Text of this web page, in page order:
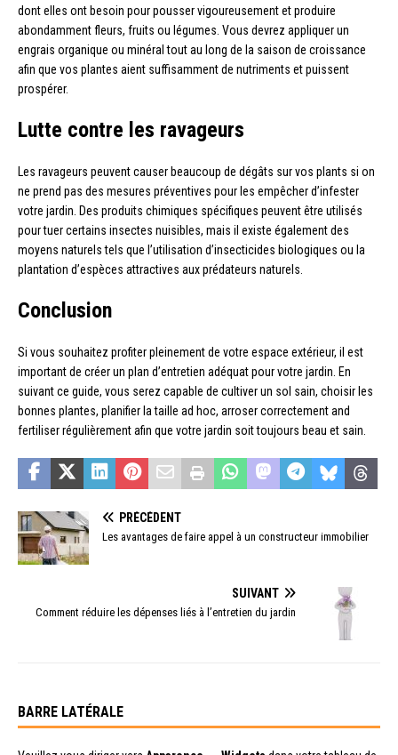
dont elles ont besoin pour pousser vigoureusement et produire
abondamment fleurs, fruits ou légumes. Vous devrez appliquer un
engrais organique ou minéral tout au long de la saison de croissance
afin que vos plantes aient suffisamment de nutriments et puissent
prospérer.
Lutte contre les ravageurs
Les ravageurs peuvent causer beaucoup de dégâts sur vos plants si on
ne prend pas des mesures préventives pour les empêcher d’infester
votre jardin. Des produits chimiques spécifiques peuvent être utilisés
pour tuer certains insectes nuisibles, mais il existe également des
moyens naturels tels que l’utilisation d’insecticides biologiques ou la
plantation d’espèces attractives aux prédateurs naturels.
Conclusion
Si vous souhaitez profiter pleinement de votre espace extérieur, il est
important de créer un plan d’entretien adéquat pour votre jardin. En
suivant ce guide, vous serez capable de cultiver un sol sain, choisir les
bonnes plantes, planifier la taille ad hoc, arroser correctement and
fertiliser régulièrement afin que votre jardin soit toujours beau et sain.
PRÉCÉDENT
Les avantages de faire appel à un constructeur immobilier
SUIVANT
Comment réduire les dépenses liés à l’entretien du jardin
BARRE LATÉRALE